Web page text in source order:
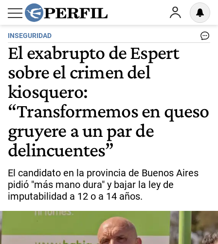
INSEGURIDAD
El exabrupto de Espert
sobre el crimen del
kiosquero:
“Transformemos en queso
gruyere a un par de
delincuentes”
El candidato en la provincia de Buenos Aires
pidió "más mano dura" y bajar la ley de
imputabilidad a 12 o a 14 años.